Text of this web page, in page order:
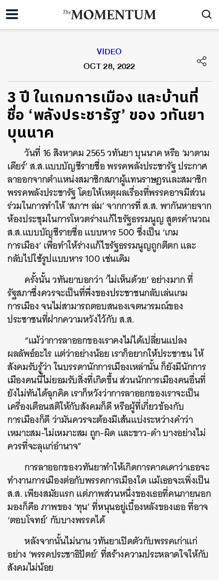
VIDEO
OCT 28, 2022
3 ปี ในเกมการเมือง และบ้านที่
ชื่อ ‘พลังประชารัฐ’ ของ วทันยา
บุนนาค
วันที่ 16 สิงหาคม 2565 วทันยา บุนนาค หรือ ‘มาดาม
เดียร์’ ส.ส.แบบบัญชีรายชื่อ พรรคพลังประชารัฐ ประกาศ
ลาออกจากตำแหน่งสมาชิกสภาผู้แทนราษฎรและสมาชิก
พรรคพลังประชารัฐ โดยให้เหตุผลเรื่องที่พรรคอาจมีส่วน
ร่วมในการทำให้ ‘สภาฯ ล่ม’ จากการที่ ส.ส. พากันหายจาก
ห้องประชุมในการโหวตร่างแก้ไขรัฐธรรมนูญ สูตรคำนวณ
ส.ส.แบบบัญชีรายชื่อ แบบหาร 500 ซึ่งเป็น ‘เกม
การเมือง’ เพื่อทำให้ร่างแก้ไขรัฐธรรมนูญถูกตีตก และ
กลับไปใช้รูปแบบหาร 100 เช่นเดิม
ครั้งนั้น วทันยาบอกว่า ‘ไม่เห็นด้วย’ อย่างมาก ที่
รัฐสภาซึ่งควรจะเป็นที่พึ่งของประชาชนกลับเล่นเกม
การเมือง จนไม่สามารถตอบสนองเจตนารมณ์ของ
ประชาชนที่ฝากความหวังไว้กับ ส.ส.
“แม้ว่าการลาออกของเราคงไม่ได้เปลี่ยนแปลง
ผลลัพธ์อะไร แต่ว่าอย่างน้อย เราก็อยากให้ประชาชน ให้
สังคมรับรู้ว่า ในบรรดานักการเมืองเหล่านั้น ก็ยังมีนักการ
เมืองคนนี้ไม่ยอมรับสิ่งที่เกิดขึ้น ส่วนนักการเมืองคนอื่นที่
ยังไม่ทันได้ฉุกคิด เราก็หวังว่าการลาออกของเราจะเป็น
เครื่องเตือนสติให้กับสังคมก็ดี หรือผู้ที่เกี่ยวข้องกับ
การเมืองก็ดี ว่ามันควรจะต้องมีเส้นแบ่งระหว่างคำว่า
เหมาะสม-ไม่เหมาะสม ถูก-ผิด และขาว-ดำ บางอย่างไม่
ควรที่จะลุแก่อำนาจ”
การลาออกของวทันยาทำให้เกิดการคาดเดาว่าเธอจะ
ทำงานการเมืองต่อกับพรรคการเมืองใด แม้เธอจะเพิ่งเป็น
ส.ส. เพียงสมัยแรก แต่ภาพส่วนหนึ่งของเธอที่คนภายนอก
มองก็คือ ภาพของ ‘ทุน’ ที่หนุนอยู่เบื้องหลังของเธอ ที่อาจ
‘ตอบโจทย์’ กับบางพรรคได้
หลังจากนั้นไม่นาน วทันยาเปิดตัวกับพรรคเก่าแก่
อย่าง ‘พรรคประชาธิปัตย์’ ที่สร้างความประหลาดใจให้กับ
สังคมไม่น้อย